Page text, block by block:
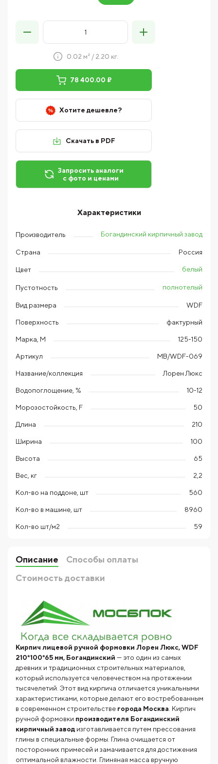
0.02 м² / 2.20 кг.
78 400.00 ₽
Хотите дешевле?
Скачать в PDF
Запросить аналоги
с фото и ценами
Характеристики
Производитель Богандинский кирпичный завод
Страна Россия
Цвет белый
Пустотность полнотелый
Вид размера WDF
Поверхность фактурный
Марка, М 125-150
Артикул MB/WDF-069
Название/коллекция Лорен Люкс
Водопоглощение, % 10-12
Морозостойкость, F 50
Длина 210
Ширина 100
Высота 65
Вес, кг 2,2
Кол-во на поддоне, шт 560
Кол-во в машине, шт 8960
Кол-во шт/м2 59
Описание
Способы оплаты
Стоимость доставки
Кирпич лицевой ручной формовки Лорен Люкс, WDF
210*100*65 мм, Богандинский — это один из самых
древних и традиционных строительных материалов,
который используется человечеством на протяжении
тысячелетий. Этот вид кирпича отличается уникальными
характеристиками, которые делают его востребованным
в современном строительстве города Москва . Кирпич
ручной формовки производителя Богандинский
кирпичный завод изготавливается путем прессования
глины в специальные формы. Глина очищается от
посторонних примесей и замачивается для достижения
оптимальной влажности. Глиняная масса вручную